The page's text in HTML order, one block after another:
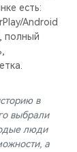
есть:
Android
полный
в
выбрали
люди
а